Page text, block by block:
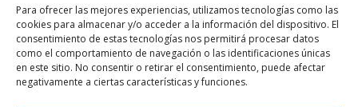
Para ofrecer las mejores experiencias, utilizamos tecnologías como las
cookies para almacenar y/o acceder a la información del dispositivo. El
consentimiento de estas tecnologías nos permitirá procesar datos
como el comportamiento de navegación o las identificaciones únicas
en este sitio. No consentir o retirar el consentimiento, puede afectar
negativamente a ciertas características y funciones.
Sanitaria